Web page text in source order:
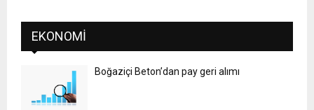
EKONOMI
Boğaziçi Beton’dan pay geri alımı